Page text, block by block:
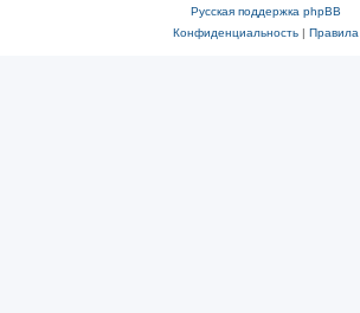
Русская поддержка phpBB
Конфиденциальность| Правила